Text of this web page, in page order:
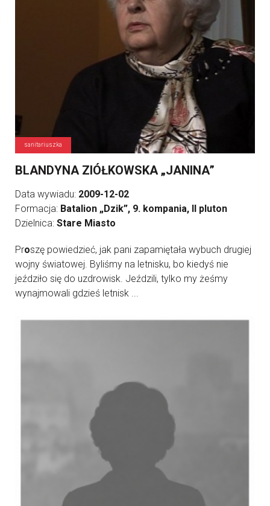
sanitariuszka
BLANDYNA ZIÓŁKOWSKA „JANINA”
Data wywiadu: 2009-12-02
Formacja: Batalion „Dzik”, 9. kompania, II pluton
Dzielnica: Stare Miasto
Proszę powiedzieć, jak pani zapamiętała wybuch drugiej
wojny światowej. Byliśmy na letnisku, bo kiedyś nie
jeździło się do uzdrowisk. Jeździli, tylko my żeśmy
wynajmowali gdzieś letnisk ...